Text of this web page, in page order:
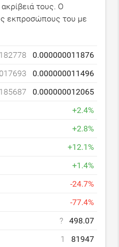
τους. Ο
εκπροσώπους του με
0.000000011876
0.000000011496
0.000000012065
+2.4%
+2.8%
+12.1%
+1.4%
-24.7%
-77.4%
?
498.07
1
81947